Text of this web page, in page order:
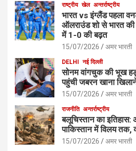
राष्ट्रीय खेल अन्तर्राष्ट्रीय
भारत vs इंग्लैंड पहला
ऑलराउंड शो से भारत की
में 1-0 की बढ़त
15/07/2026 अमर भारती
DELHI नई दिल्ली
सोनम वांगचुक की भूख
पहुंची जबरन खाना
15/07/2026 अमर भारती
राजनीति अन्तर्राष्ट्रीय
बलूचिस्तान का
पाकिस्तान में विलय तक,
15/07/2026 अमर भारती